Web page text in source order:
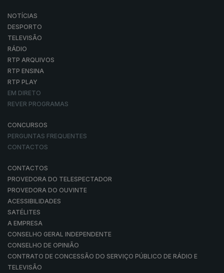
NOTÍCIAS
DESPORTO
TELEVISÃO
RÁDIO
RTP ARQUIVOS
RTP ENSINA
RTP PLAY
EM DIRETO
REVER PROGRAMAS
CONCURSOS
PERGUNTAS FREQUENTES
CONTACTOS
CONTACTOS
PROVEDORA DO TELESPECTADOR
PROVEDORA DO OUVINTE
ACESSIBILIDADES
SATÉLITES
A EMPRESA
CONSELHO GERAL INDEPENDENTE
CONSELHO DE OPINIÃO
CONTRATO DE CONCESSÃO DO SERVIÇO PÚBLICO DE RÁDIO E
TELEVISÃO